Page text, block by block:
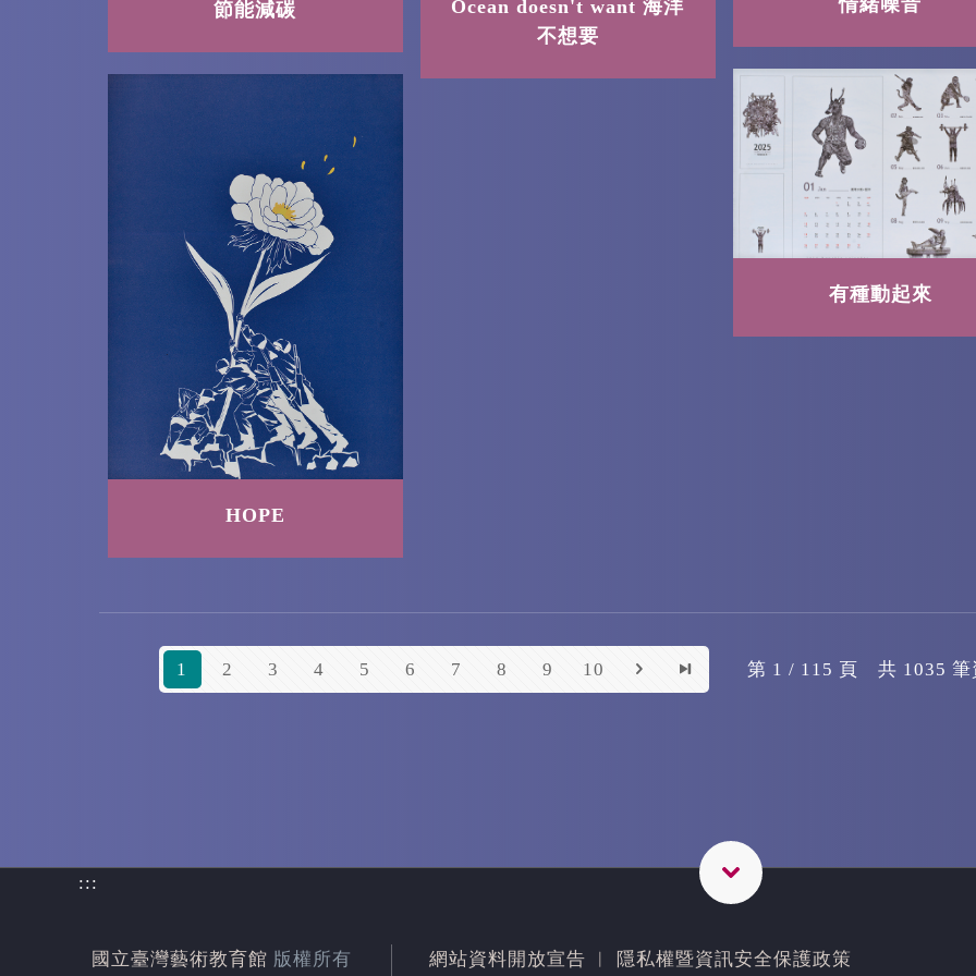
情緒噪音
節能減碳
Ocean doesn't want 海洋
不想要
有種動起來
HOPE
1 2 3 4 5 6 7 8 9 10 第 1 / 115 頁 共 1035 筆
:::
國立臺灣藝術教育館 版權所有 網站資料開放宣告 ︳ 隱私權暨資訊安全保護政策